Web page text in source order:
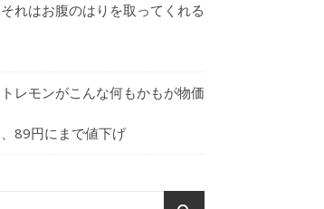
てくれるパレット は
れはお腹のはりを取ってくれる
レモンがこんな何もかもが物価
89円にまで値下げ